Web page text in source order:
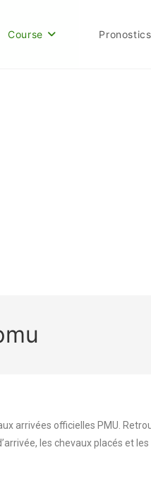
Course
arrivées officielles PMU.
les chevaux placés et